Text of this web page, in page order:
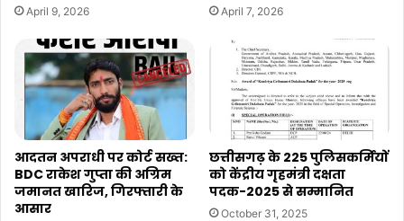
April 9, 2026 April 7, 2026
आदतन अपराधी पर कोर्ट सख्त:
BDC राकेश गुप्ता की अग्रिम
जमानत खारिज, गिरफ्तारी के
आसार
छत्तीसगढ़ के 225 पुलिसकर्मियों
को केंद्रीय गृहमंत्री दक्षता
पदक-2025 से सम्मानित
October 31, 2025